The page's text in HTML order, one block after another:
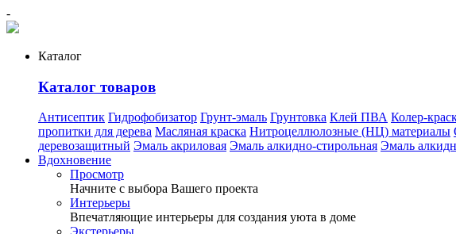
-
Каталог
Каталог товаров
Антисептик Гидрофобизатор Грунт-эмаль Грунтовка Клей ПВА Колер-
пропитки для дерева Масляная краска Нитроцеллюлозные (НЦ) материалы
деревозащитный Эмаль акриловая Эмаль алкидно-стирольная Эмаль
Вдохновение
Просмотр
Начните с выбора Вашего проекта
Интерьеры
Впечатляющие интерьеры для создания уюта в доме